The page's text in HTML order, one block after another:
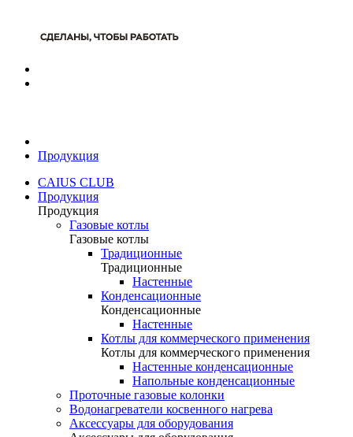
Продукция
CAIUS CLUB
Продукция
Продукция
Газовые котлы
Газовые котлы
Традиционные
Традиционные
Настенные
Конденсационные
Конденсационные
Настенные
Котлы для коммерческого применения
Котлы для коммерческого применения
Настенные конденсационные
Напольные конденсационные
Проточные газовые колонки
Водонагреватели косвенного нагрева
Аксессуары для оборудования